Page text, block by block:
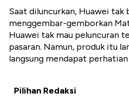
Saat diluncurkan, Huawei tak
menggembar-gemborkan
Huawei tak mau peluncuran
pasaran. Namun, produk itu
langsung mendapat
Pilihan Redaksi